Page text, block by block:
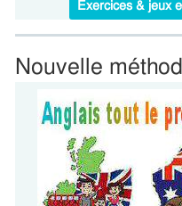
Exercices & jeux
Nouvelle